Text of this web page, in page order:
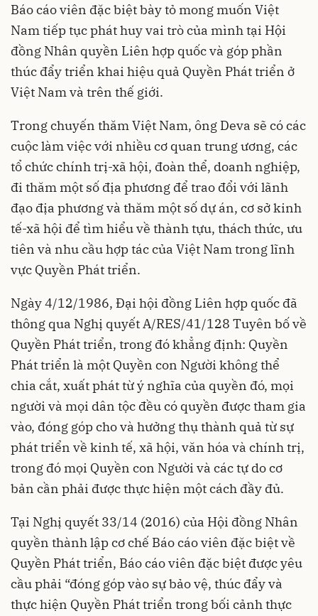
Báo cáo viên đặc biệt bày tỏ mong muốn Việt
Nam tiếp tục phát huy vai trò của mình tại Hội
đồng Nhân quyền Liên hợp quốc và góp phần
thúc đẩy triển khai hiệu quả Quyền Phát triển ở
Việt Nam và trên thế giới.
Trong chuyến thăm Việt Nam, ông Deva sẽ có các
cuộc làm việc với nhiều cơ quan trung ương, các
tổ chức chính trị-xã hội, đoàn thể, doanh nghiệp,
đi thăm một số địa phương để trao đổi với lãnh
đạo địa phương và thăm một số dự án, cơ sở kinh
tế-xã hội để tìm hiểu về thành tựu, thách thức, ưu
tiên và nhu cầu hợp tác của Việt Nam trong lĩnh
vực Quyền Phát triển.
Ngày 4/12/1986, Đại hội đồng Liên hợp quốc đã
thông qua Nghị quyết A/RES/41/128 Tuyên bố về
Quyền Phát triển, trong đó khẳng định: Quyền
Phát triển là một Quyền con Người không thể
chia cắt, xuất phát từ ý nghĩa của quyền đó, mọi
người và mọi dân tộc đều có quyền được tham gia
vào, đóng góp cho và hưởng thụ thành quả từ sự
phát triển về kinh tế, xã hội, văn hóa và chính trị,
trong đó mọi Quyền con Người và các tự do cơ
bản cần phải được thực hiện một cách đầy đủ.
Tại Nghị quyết 33/14 (2016) của Hội đồng Nhân
quyền thành lập cơ chế Báo cáo viên đặc biệt về
Quyền Phát triển, Báo cáo viên đặc biệt được yêu
cầu phải “đóng góp vào sự bảo vệ, thúc đẩy và
thực hiện Quyền Phát triển trong bối cảnh thực